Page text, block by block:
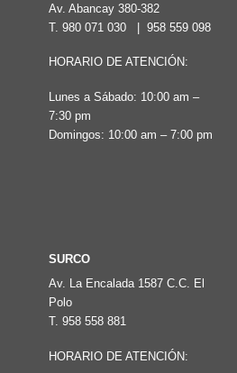
Av. Abancay 380-382
T. 980 071 030 | 958 559 098
HORARIO DE ATENCIÓN:
Lunes a Sábado: 10:00 am –
7:30 pm
Domingos: 10:00 am – 7:00 pm
SURCO
Av. La Encalada 1587 C.C. El
Polo
T. 958 558 881
HORARIO DE ATENCIÓN: